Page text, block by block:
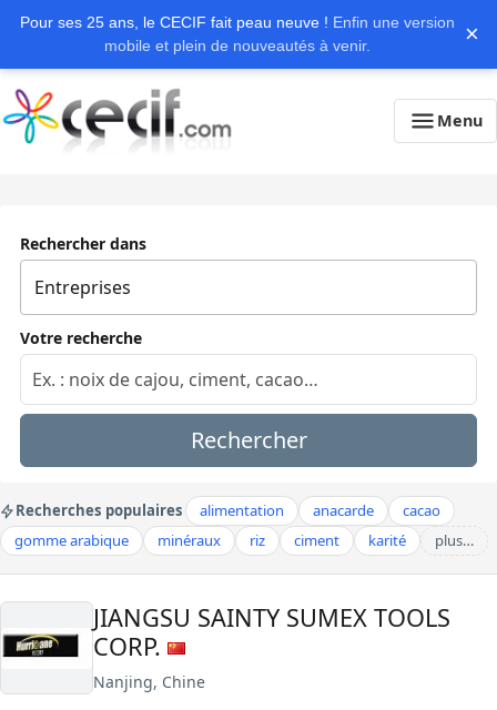
Pour ses 25 ans, le CECIF fait peau neuve ! Enfin une version
mobile et plein de nouveautés à venir.
×
Menu
Rechercher dans
Votre recherche
Rechercher
Recherches populaires alimentation anacarde
cacao
gomme arabique
minéraux riz ciment karité plus…
JIANGSU SAINTY SUMEX TOOLS
CORP.
Nanjing, Chine